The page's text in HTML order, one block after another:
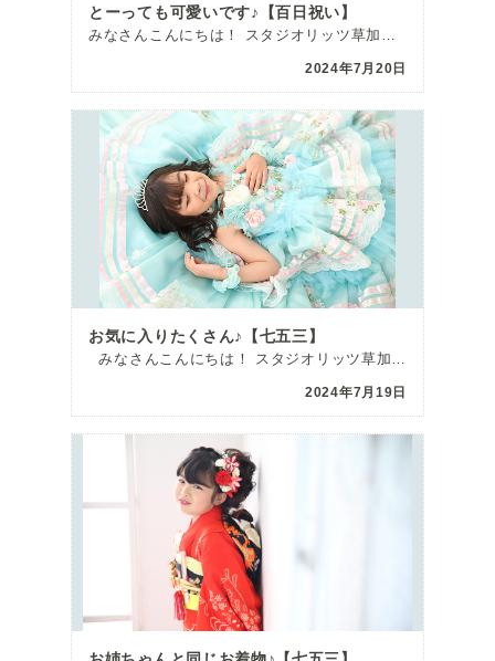
とーっても可愛いです♪【百日祝い】
2024年7月20日
お気に入りたくさん♪【七五三】
2024年7月19日